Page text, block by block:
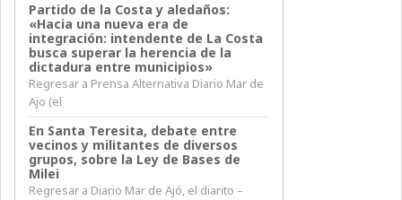
Partido de la Costa y aledaños:
«Hacia una nueva era de
integración: intendente de La Costa
busca superar la herencia de la
dictadura entre municipios»
Regresar a Prensa Alternativa Diario Mar de
Ajo (el
En Santa Teresita, debate entre
vecinos y militantes de diversos
grupos, sobre la Ley de Bases de
Milei
Regresar a Diario Mar de Ajó, el diarito –